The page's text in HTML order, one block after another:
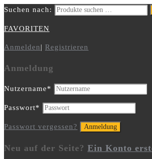
Suchen nach:
FAVORITEN
Anmelden| Registrieren
Anmeldung
Nutzername*
Passwort*
Passwort vergessen?
Neu auf der Seite? Ein Konto